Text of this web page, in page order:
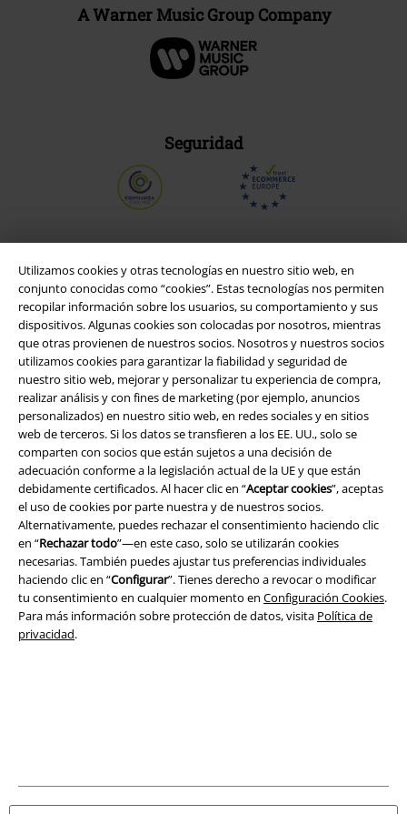
Utilizamos cookies y otras tecnologías en nuestro sitio web, en
conjunto conocidas como “cookies”. Estas tecnologías nos permiten
recopilar información sobre los usuarios, su comportamiento y sus
dispositivos. Algunas cookies son colocadas por nosotros, mientras
que otras provienen de nuestros socios. Nosotros y nuestros socios
utilizamos cookies para garantizar la fiabilidad y seguridad de
nuestro sitio web, mejorar y personalizar tu experiencia de compra,
realizar análisis y con fines de marketing (por ejemplo, anuncios
personalizados) en nuestro sitio web, en redes sociales y en sitios
web de terceros. Si los datos se transfieren a los EE. UU., solo se
comparten con socios que están sujetos a una decisión de
adecuación conforme a la legislación actual de la UE y que están
debidamente certificados. Al hacer clic en “Aceptar cookies”, aceptas
el uso de cookies por parte nuestra y de nuestros socios.
Alternativamente, puedes rechazar el consentimiento haciendo clic
en “Rechazar todo”—en este caso, solo se utilizarán cookies
necesarias. También puedes ajustar tus preferencias individuales
haciendo clic en “Configurar”. Tienes derecho a revocar o modificar
tu consentimiento en cualquier momento en Configuración Cookies.
Para más información sobre protección de datos, visita Política de
privacidad.
A Warner Music Group Company
Seguridad
Legal
Términos y Condiciones
Aviso Legal
Ley protección de datos
Eliminación de residuos y protección del medioambiente
Declaración de Conformidad
Información sobre accesibilidad
© 1986-2026 E.M.P. Merchandising HGmbH